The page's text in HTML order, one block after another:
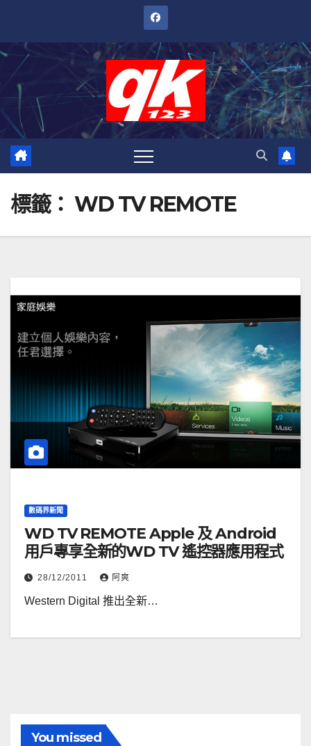
內
標籤： WD TV REMOTE
數碼界新聞
WD TV REMOTE Apple 及 Android
用戶專享全新的WD TV 遙控器應用程式
28/12/2011 阿爽
Western Digital 推出全新…
You missed